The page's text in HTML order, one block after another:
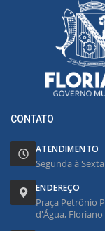
CONTATO
ATENDIMENTO
Segunda à
ENDEREÇO
Praça Petrônio
d'Água, Floriano